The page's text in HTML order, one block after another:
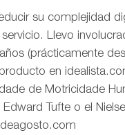
su complejidad
Llevo
(prácticamente
en
de Motricidade
Tufte o el